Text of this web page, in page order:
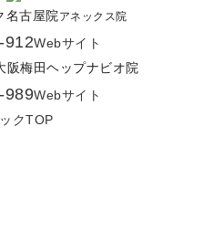
名古屋院アネックス院
912Webサイト
阪梅田ヘップナビオ院
989Webサイト
クTOP